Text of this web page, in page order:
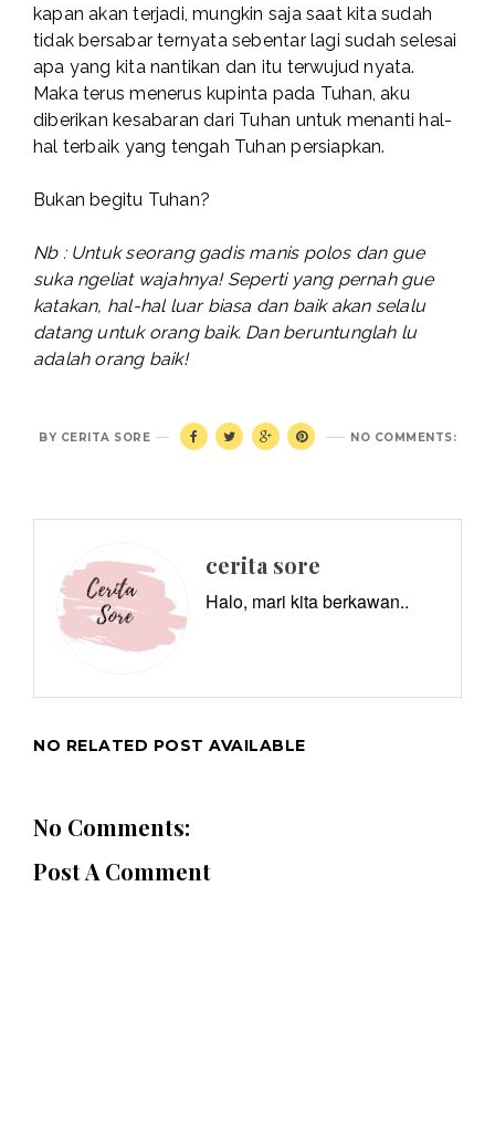
kapan akan terjadi, mungkin saja saat kita sudah
tidak bersabar ternyata sebentar lagi sudah selesai
apa yang kita nantikan dan itu terwujud nyata.
Maka terus menerus kupinta pada Tuhan, aku
diberikan kesabaran dari Tuhan untuk menanti hal-
hal terbaik yang tengah Tuhan persiapkan.
Bukan begitu Tuhan?
Nb : Untuk seorang gadis manis polos dan gue
suka ngeliat wajahnya! Seperti yang pernah gue
katakan, hal-hal luar biasa dan baik akan selalu
datang untuk orang baik. Dan beruntunglah lu
adalah orang baik!
NO COMMENTS:
BY CERITA SORE
cerita sore
Halo, mari kita berkawan..
NO RELATED POST AVAILABLE
No Comments:
Post A Comment